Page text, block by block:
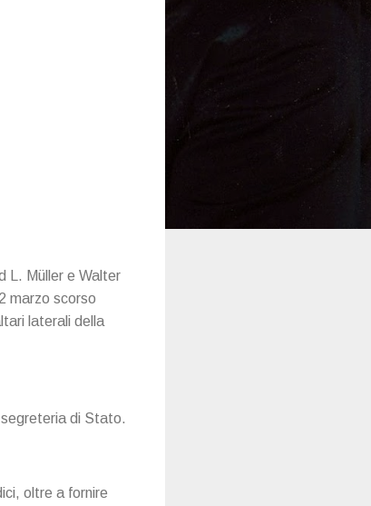
L. Müller e Walter
marzo scorso
laterali della
di Stato.
oltre a fornire